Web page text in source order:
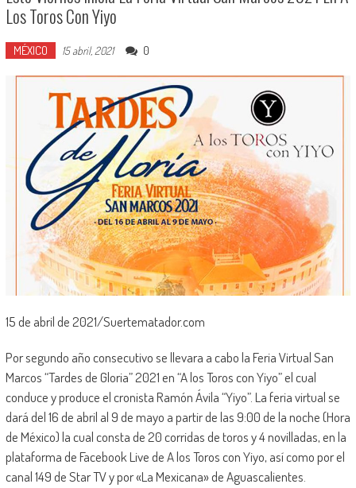
Los Toros Con Yiyo
MÉXICO 15 abril, 2021 0
15 de abril de 2021/Suertematador.com
Por segundo año consecutivo se llevara a cabo la Feria Virtual San
Marcos “Tardes de Gloria” 2021 en “A los Toros con Yiyo” el cual
conduce y produce el cronista Ramón Ávila “Yiyo”. La feria virtual se
dará del 16 de abril al 9 de mayo a partir de las 9:00 de la noche (Hora
de México) la cual consta de 20 corridas de toros y 4 novilladas, en la
plataforma de Facebook Live de A los Toros con Yiyo, así como por el
canal 149 de Star TV y por «La Mexicana» de Aguascalientes.